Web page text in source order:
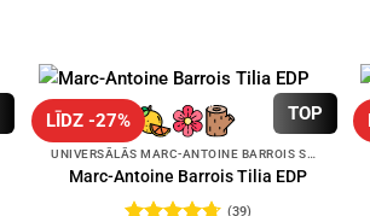
TOP
LĪDZ -27%
UNIVERSĀLĀS MARC-ANTOINE BARROIS SMARŽAS
Marc-Antoine Barrois Tilia EDP
(39)